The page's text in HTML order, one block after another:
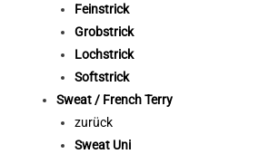
Feinstrick
Grobstrick
Lochstrick
Softstrick
Sweat / French Terry
zurück
Sweat Uni